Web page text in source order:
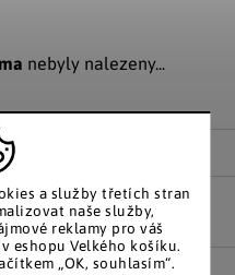
a služby třetích stran
naše služby,
reklamy pro váš
eshopu Velkého košíku.
„OK, souhlasím“.
nebyly nalezeny...